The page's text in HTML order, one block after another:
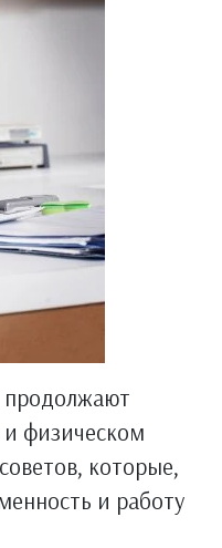
и физическом
которые,
и работу